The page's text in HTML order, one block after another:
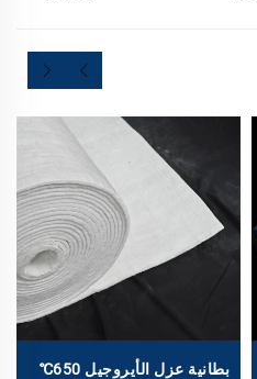
بطانية عزل الأيروجيل 650℃